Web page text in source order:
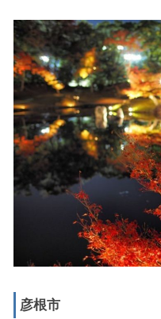
彦根市